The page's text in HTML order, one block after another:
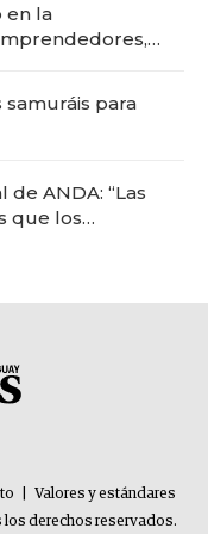
en la
samuráis para
ANDA: “Las
que los
Valores y estándares
derechos reservados.